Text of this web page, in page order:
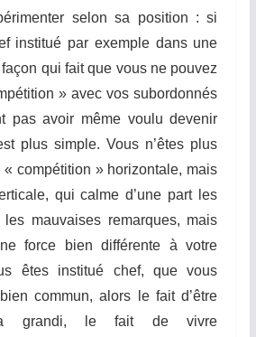
selon sa position : si
institué par exemple dans une
façon qui fait que vous ne pouvez
» avec vos subordonnés
pas avoir même voulu devenir
plus simple. Vous n’êtes plus
compétition » horizontale, mais
qui calme d’une part les
les mauvaises remarques, mais
force bien différente à votre
êtes institué chef, que vous
commun, alors le fait d’être
grandi, le fait de vivre